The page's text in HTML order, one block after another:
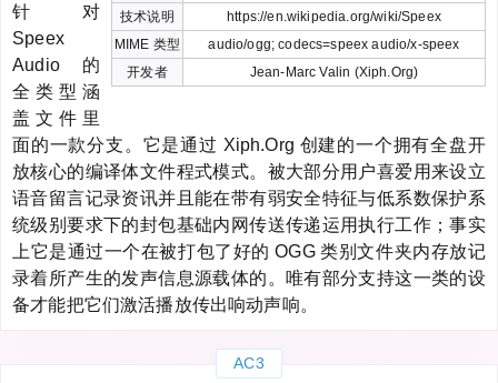
技术说明
https://en.wikipedia.org/wiki/Speex
MIME 类型
audio/ogg; codecs=speex audio/x-speex
开发者
Jean-Marc Valin (Xiph.Org)
针对
Speex
Audio 的
全类型涵
盖文件里
面的一款分支。它是通过 Xiph.Org 创建的一个拥有全盘开
放核心的编译体文件程式模式。被大部分用户喜爱用来设立
语音留言记录资讯并且能在带有弱安全特征与低系数保护系
统级别要求下的封包基础内网传送传递运用执行工作；事实
上它是通过一个在被打包了好的 OGG 类别文件夹内存放记
录着所产生的发声信息源载体的。唯有部分支持这一类的设
备才能把它们激活播放传出响动声响。
AC3